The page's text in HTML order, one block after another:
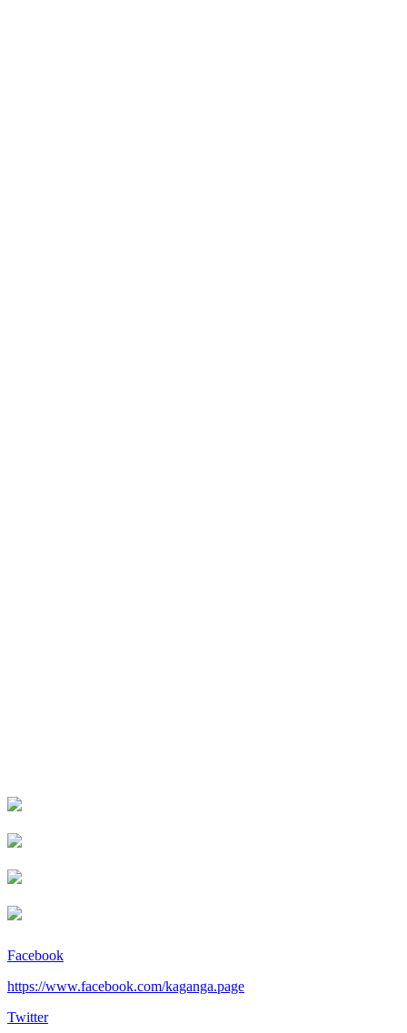
Facebook
https://www.facebook.com/kaganga.page
Twitter